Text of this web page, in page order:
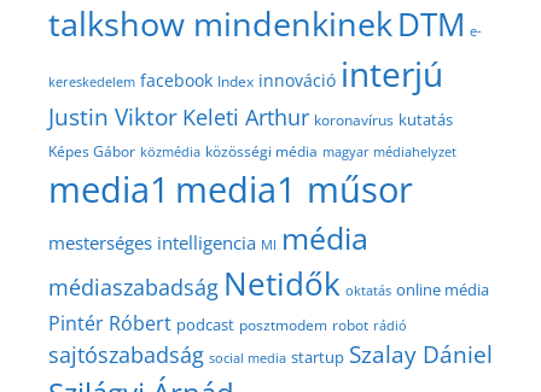
talkshow mindenkinekDTM e-
kereskedelem facebook Index innováció interjú
Justin Viktor Keleti Arthur koronavírus kutatás
Képes Gábor közmédia közösségi média magyar médiahelyzet
media1 media1 műsor
mesterséges intelligencia MI média
médiaszabadság Netidők oktatás online média
Pintér Róbert podcast posztmodem robot rádió
sajtószabadság social media startup Szalay Dániel